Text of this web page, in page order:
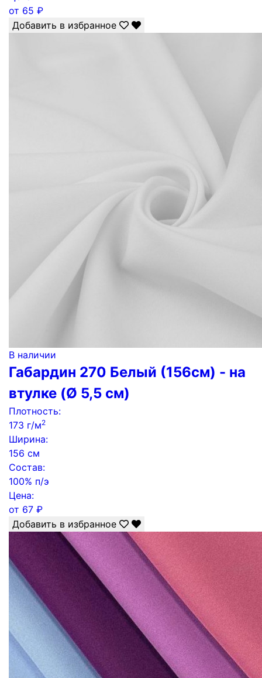
от 65 ₽
Добавить в избранное
В наличии
Габардин 270 Белый (156см) - на
втулке (Ø 5,5 см)
Плотность:
173 г/м2
Ширина:
156 см
Состав:
100% п/э
Цена:
от 67 ₽
Добавить в избранное